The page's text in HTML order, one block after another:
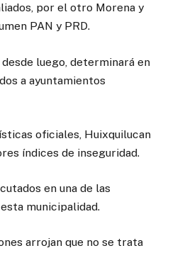
por el otro Morena y
PAN y PRD.
luego, determinará en
a ayuntamientos
oficiales, Huixquilucan
índices de inseguridad.
en una de las
municipalidad.
arrojan que no se trata